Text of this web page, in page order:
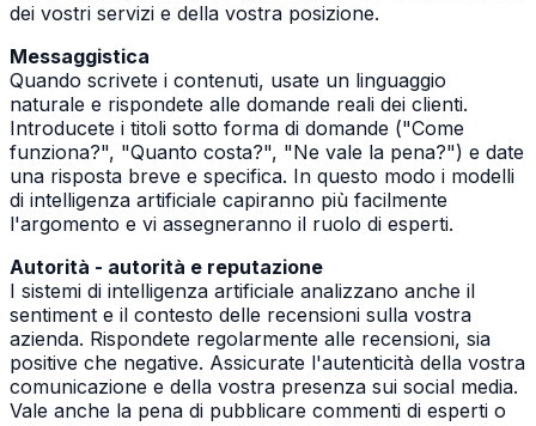
dei vostri servizi e della vostra posizione.
Messaggistica
Quando scrivete i contenuti, usate un linguaggio
naturale e rispondete alle domande reali dei clienti.
Introducete i titoli sotto forma di domande ("Come
funziona?", "Quanto costa?", "Ne vale la pena?") e date
una risposta breve e specifica. In questo modo i modelli
di intelligenza artificiale capiranno più facilmente
l'argomento e vi assegneranno il ruolo di esperti.
Autorità - autorità e reputazione
I sistemi di intelligenza artificiale analizzano anche il
sentiment e il contesto delle recensioni sulla vostra
azienda. Rispondete regolarmente alle recensioni, sia
positive che negative. Assicurate l'autenticità della vostra
comunicazione e della vostra presenza sui social media.
Vale anche la pena di pubblicare commenti di esperti o